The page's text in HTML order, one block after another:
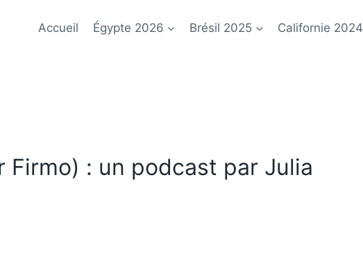
Accueil Égypte 2026 Brésil 2025 Californie 2024
Firmo) : un podcast par Julia